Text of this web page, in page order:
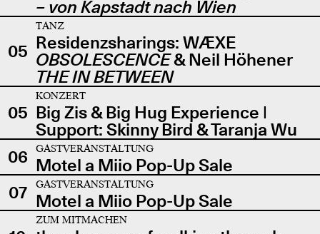
– von Kapstadt nach Wien
05
TANZ
Residenzsharings: WÆXE
OBSOLESCENCE& Neil Höhener
THE IN BETWEEN
05
KONZERT
Big Zis & Big Hug Experience |
Support: Skinny Bird & Taranja Wu
06
GASTVERANSTALTUNG
Motel a Miio Pop-Up Sale
07
GASTVERANSTALTUNG
Motel a Miio Pop-Up Sale
ZUM MITMACHEN